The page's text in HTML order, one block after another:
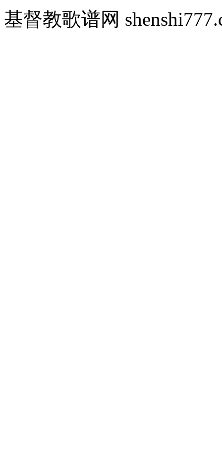
基督教歌谱网